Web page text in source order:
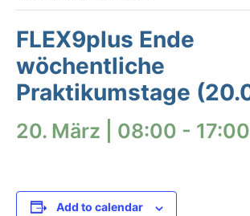
FLEX9plus Ende
wöchentliche
Praktikumstage
20. März | 08:00 - 17:00
Add to calendar